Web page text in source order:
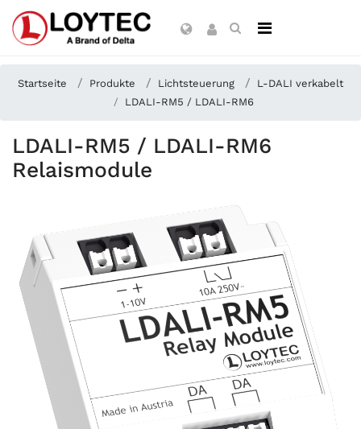
Startseite Produkte Lichtsteuerung
L-DALI verkabelt
LDALI-RM5 / LDALI-RM6
LDALI-RM5 / LDALI-RM6
Relaismodule